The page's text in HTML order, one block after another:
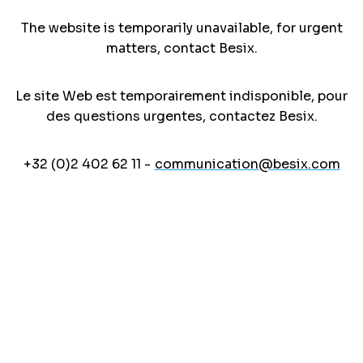
The website is temporarily unavailable, for urgent
matters, contact Besix.
Le site Web est temporairement indisponible, pour
des questions urgentes, contactez Besix.
+32 (0)2 402 62 11 - communication@besix.com